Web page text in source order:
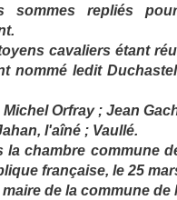
sommes repliés
cavaliers étant
nommé ledit
Orfray ; Jean
l'aîné ; Vaullé.
la chambre commune
française, le 25
de la commune de